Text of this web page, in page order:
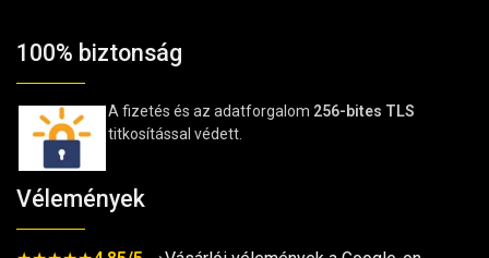
100% biztonság
A fizetés és az adatforgalom 256-bites TLS
titkosítással védett.
Vélemények